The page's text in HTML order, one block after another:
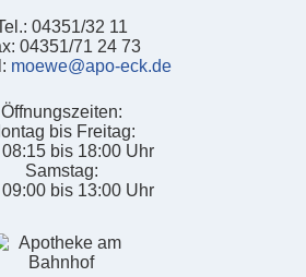
04351/32 11
04351/71 24 73
moewe@apo-eck.de
Öffnungszeiten:
bis Freitag:
bis 18:00 Uhr
Samstag:
bis 13:00 Uhr